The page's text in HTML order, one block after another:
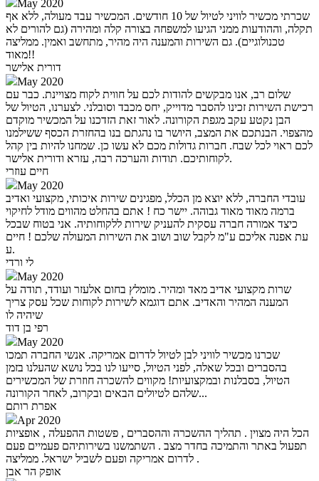
May 2020
שכרתי מכשיר לוויני לטיול של 10 חודשים. המכשיר עבד מעולה, ללא אף
תקלה, וההודעות ממני הגיעו למשפחה בצורה קלה ומהירה (גם להורים לא
טכנולוגיים). גם השירות והמענה היה מהיר, מתחשב ואמין. ממליצה
מאוד!!
דורית אלישר
May 2020
שלום רב, אנו מבקשים להודות לכם על חווית לקוח מצויינת. כבר עם
רכישת השירות זכינו להסבר מדוייק, יחס מכבד וסובלני. לצערנו, הטיול של
הבן נקטע עקב מגפת הקורונה. לאור זאת הזדכנו על המכשיר מוקדם
מהצפוי. הבנתכם את המצב, היושר בו נהגתם בנו בהחזרת הכסף ששילמנו
לכם ראוי לכל שבח. חברות גדולות מכם לא עשו כן. שמחנו להיות בין קהל
לקוחותיכם. תודות והערכה רבה, עזרא ודורית אלישר.
חיים עוזרי
May 2020
עובדי החברה, ללא יוצא מן הכלל, מפגינים שירות איכותי, מקצועי ואדיב
ברמה מאוד מאוד גבוהה. יישר כח ! אתם בהחלט מהווים מודל לחיקוי
כיצד אמורה חברה עסקית להעניק שירות ללקוחותיה. אני בטוח שבכל
עת אפנה אליכם ע"מ לקבל שוב ושוב את השירות המעולה שלכם ! חיים
ע.
לי ורדי
May 2020
שרות מקצועי אדיב מאד ומהיר. מומלץ בחום אלעזר ועודד, תודה על
המענה המהיר והאדיב. אתם דוגמא לשירות לקוחות שכל עסק צריך
שיהיה לו
רפי בן דוד
May 2020
שכרנו מכשיר לוויני לבן לטיול לדרום אמריקה. אנשי החברה תמכו
בהסברים ובכל שאלה, לפני הטיול, סייעו לנו בכל נושא שהעלנו בזמן
הטיול, בסבלנות ובמקצועיות! מקווים להשכרה חוזרת של המכשירים
שלהם לטיולים הבאים ובקרוב, לאחר הקורונה...
אפרת רותם
Apr 2020
הכל היה מצוין . תהליך ההשכרה וההסברים , פשטות ההפעלה , אופציות
תפעול באתר והתמיכה בחדר מצב . השתמשנו בשירותיהם פעמיים פעם
לדרום אמריקה ופעם לשביל ישראל. ממליצה .
אופק הר אבן